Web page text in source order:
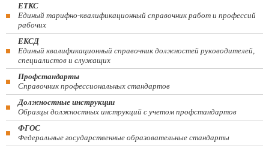
ЕТКС
Единый тарифно-квалификационный справочник работ и профессий
рабочих
ЕКСД
Единый квалификационный справочник должностей руководителей,
специалистов и служащих
Профстандарты
Справочник профессиональных стандартов
Должностные инструкции
Образцы должностных инструкций с учетом профстандартов
ФГОС
Федеральные государственные образовательные стандарты